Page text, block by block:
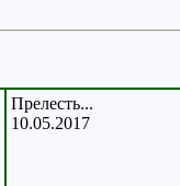
Прелесть...
10.05.2017